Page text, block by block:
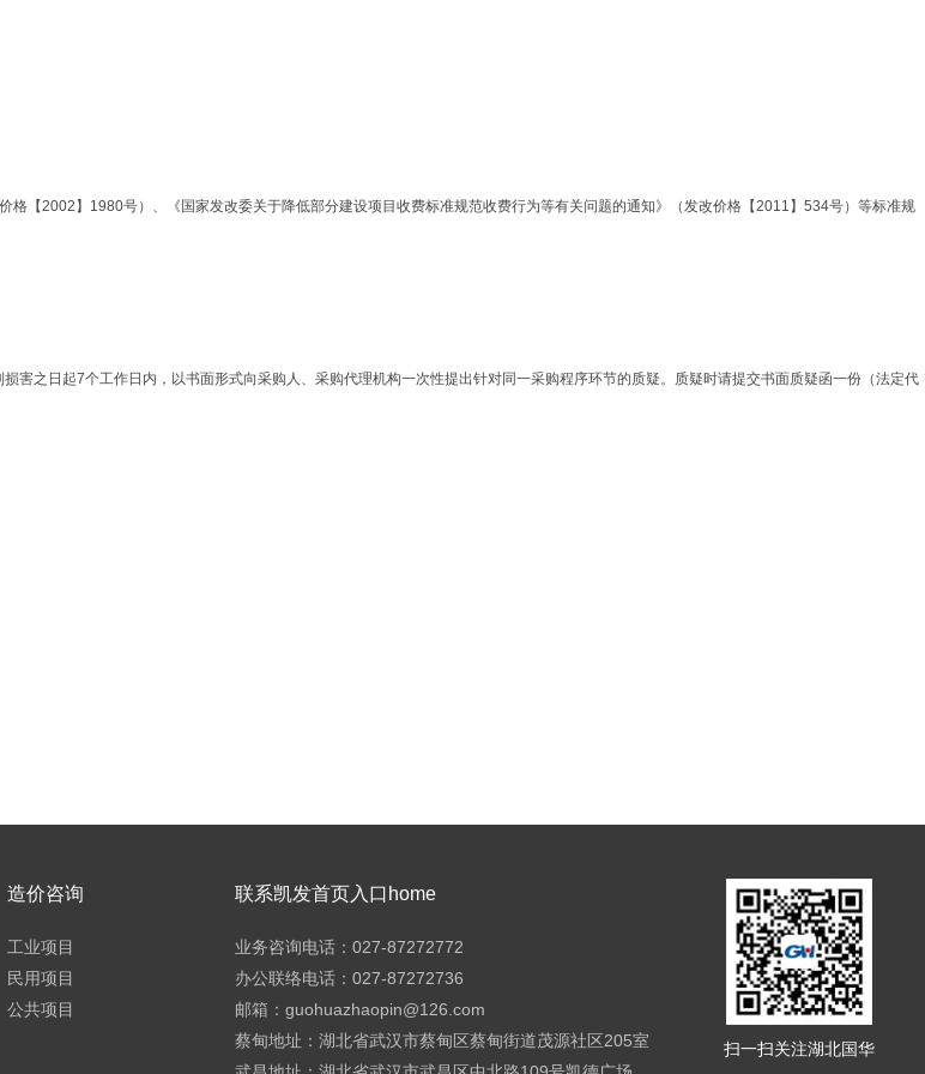
格【2002】1980号）、《国家发改委关于降低部分建设项目收费标准规范收费行为等有关问题的通知》（发改价格【2011】534号）等标准规
害之日起7个工作日内，以书面形式向采购人、采购代理机构一次性提出针对同一采购程序环节的质疑。质疑时请提交书面质疑函一份（法定代
造价咨询
工业项目
民用项目
公共项目
联系凯发首页入口home
业务咨询电话：027-87272772
办公联络电话：027-87272736
邮箱： guohuazhaopin@126.com
蔡甸地址：湖北省武汉市蔡甸区蔡甸街道茂源社区205室
扫一扫关注湖北国华